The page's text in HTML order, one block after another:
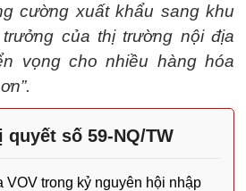
cường xuất khẩu sang khu
của thị trường nội địa
vọng cho nhiều hàng hóa
quyết số 59-NQ/TW
VOV trong kỷ nguyên hội nhập